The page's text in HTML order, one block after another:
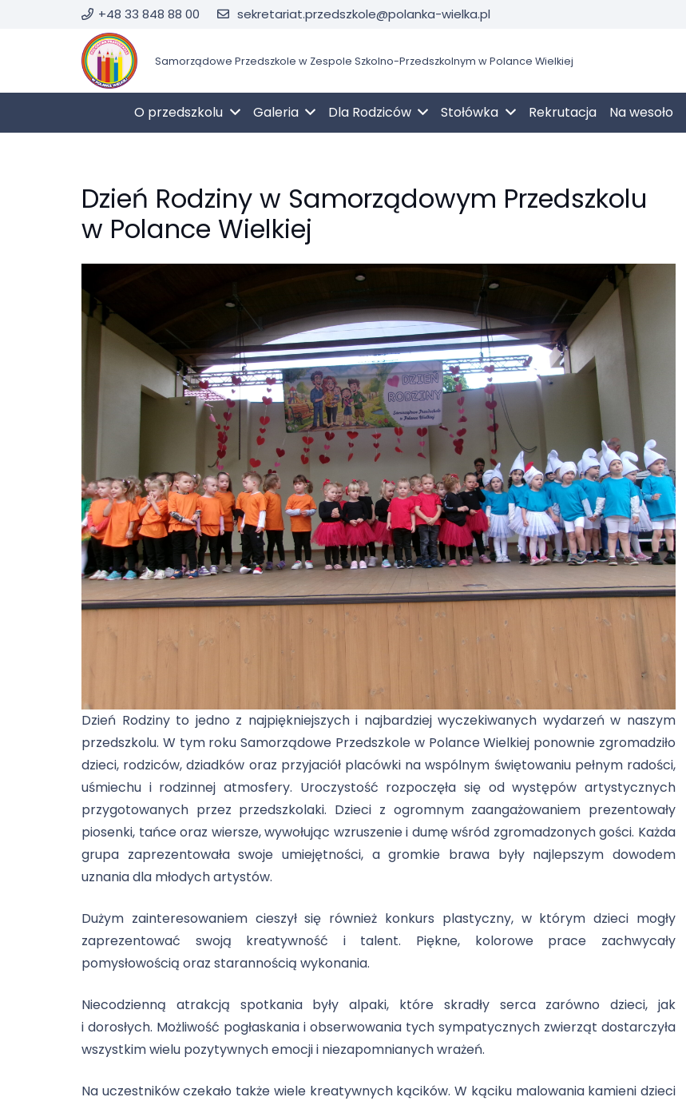
+48 33 848 88 00 sekretariat.przedszkole@polanka-wielka.pl
Samorządowe Przedszkole w Zespole Szkolno-Przedszkolnym w Polance Wielkiej
O przedszkolu Galeria Dla Rodziców Stołówka Rekrutacja Na wesoło
Dzień Rodziny w Samorządowym Przedszkolu
w Polance Wielkiej
Dzień Rodziny to jedno z najpiękniejszych i najbardziej wyczekiwanych wydarzeń w naszym
przedszkolu. W tym roku Samorządowe Przedszkole w Polance Wielkiej ponownie zgromadziło
dzieci, rodziców, dziadków oraz przyjaciół placówki na wspólnym świętowaniu pełnym radości,
uśmiechu i rodzinnej atmosfery. Uroczystość rozpoczęła się od występów artystycznych
przygotowanych przez przedszkolaki. Dzieci z ogromnym zaangażowaniem prezentowały
piosenki, tańce oraz wiersze, wywołując wzruszenie i dumę wśród zgromadzonych gości. Każda
grupa zaprezentowała swoje umiejętności, a gromkie brawa były najlepszym dowodem
uznania dla młodych artystów.
Dużym zainteresowaniem cieszył się również konkurs plastyczny, w którym dzieci mogły
zaprezentować swoją kreatywność i talent. Piękne, kolorowe prace zachwycały
pomysłowością oraz starannością wykonania.
Niecodzienną atrakcją spotkania były alpaki, które skradły serca zarówno dzieci, jak
i dorosłych. Możliwość pogłaskania i obserwowania tych sympatycznych zwierząt dostarczyła
wszystkim wielu pozytywnych emocji i niezapomnianych wrażeń.
Na uczestników czekało także wiele kreatywnych kącików. W kąciku malowania kamieni dzieci